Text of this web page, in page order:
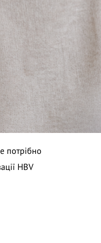
потрібно
HBV